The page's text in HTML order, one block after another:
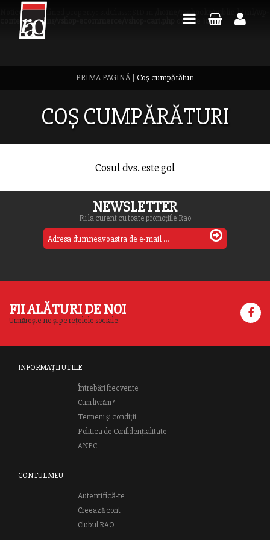
Notice: Undefined property: stdClass::$ID in
/home/raobooks/public_html/wp-
content/plugins/vshop-ecommerce/vshop-cart.php
on line 1067
PRIMA PAGINĂ| Coș cumpărături
COȘ CUMPĂRĂTURI
Cosul dvs. este gol
NEWSLETTER
Fii la curent cu toate promoțiile Rao
FII ALĂTURI DE NOI
Urmărește-ne și pe rețelele sociale.
INFORMAȚII UTILE
Întrebări frecvente
Cum livrăm?
Termeni și condiții
Politica de Confidențialitate
ANPC
CONTUL MEU
Autentifică-te
Creează cont
Clubul RAO